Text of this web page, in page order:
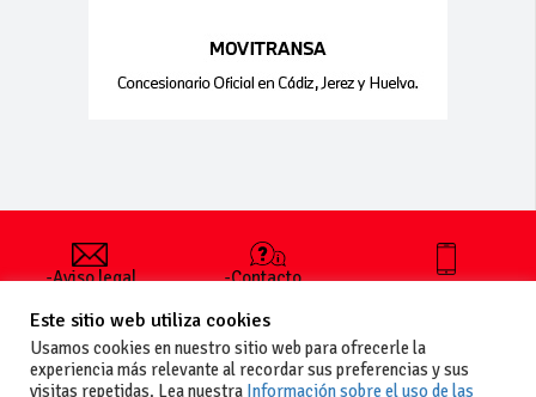
-Aviso legal
generales
de uso
-Política de
-Contacto
publicar un
anuncio
-Vende+
+34 627 35
Este sitio web utiliza cookies
Usamos cookies en nuestro sitio web para ofrecerle la
experiencia más relevante al recordar sus preferencias y sus
visitas repetidas. Lea nuestra Información sobre el uso de las